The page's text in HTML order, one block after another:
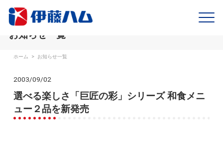
お知らせ一覧
ホーム > お知らせ一覧
2003/09/02
選べる楽しさ「巨匠の彩」シリーズ 和食メニ
ュー２品を新発売